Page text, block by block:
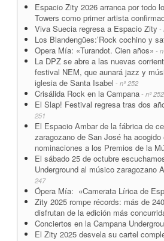
Espacio Zity 2026 arranca por todo
Towers como primer artista
Viva Suecia regresa a Espacio Zity -
Los Blandengües:’Rock cochino y
Opera Mía: «Turandot. Cien años» -
La DPZ se abre a las nuevas
festival NEM, que aunará jazz y
iglesia de Santa Isabel - nº 252
Crisálida Rock en la Campana - nº 252
El Slap! Festival regresa tras dos
251
El Espacio Ambar de la fábrica de
zaragozano de San José ha
nominaciones a los Premios de la
El sábado 25 de octubre
Underground al músico zaragozano
247
Ópera Mía: «Camerata Lírica de
Zity 2025 rompe récords: más de
disfrutan de la edición más
Conciertos en la Campana
El Zity 2025 desvela su cartel